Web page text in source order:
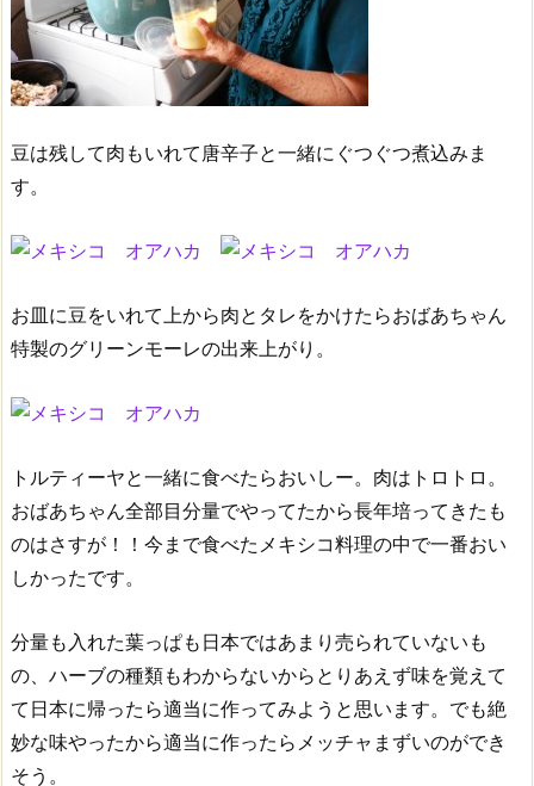
豆は残して肉もいれて唐辛子と一緒にぐつぐつ煮込みま
す。
お皿に豆をいれて上から肉とタレをかけたらおばあちゃん
特製のグリーンモーレの出来上がり。
トルティーヤと一緒に食べたらおいしー。肉はトロトロ。
おばあちゃん全部目分量でやってたから長年培ってきたも
のはさすが！！今まで食べたメキシコ料理の中で一番おい
しかったです。
分量も入れた葉っぱも日本ではあまり売られていないも
の、ハーブの種類もわからないからとりあえず味を覚えて
て日本に帰ったら適当に作ってみようと思います。でも絶
妙な味やったから適当に作ったらメッチャまずいのができ
そう。